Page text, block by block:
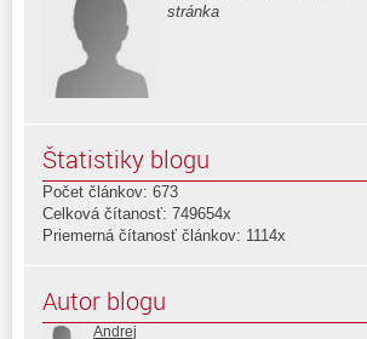
stránka
Štatistiky blogu
Počet článkov: 673
Celková čítanosť: 749654x
Priemerná čítanosť článkov: 1114x
Autor blogu
Andrej